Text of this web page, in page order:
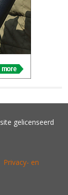
gelicenseerd
Privacy- en